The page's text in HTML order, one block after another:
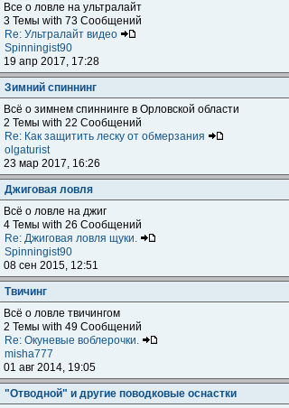
Все о ловле на ультралайт
3 Темы with 73 Сообщений
Re: Ультралайт видео
Spinningist90
19 апр 2017, 17:28
Зимний спиннинг
Всё о зимнем спиннинге в Орловской области
2 Темы with 22 Сообщений
Re: Как защитить леску от обмерзания
olgaturist
23 мар 2017, 16:26
Джиговая ловля
Всё о ловле на джиг
4 Темы with 26 Сообщений
Re: Джиговая ловля щуки.
Spinningist90
08 сен 2015, 12:51
Твичинг
Всё о ловле твичингом
2 Темы with 49 Сообщений
Re: Окуневые воблерочки.
misha777
01 авг 2014, 19:05
"Отводной" и другие поводковые оснастки